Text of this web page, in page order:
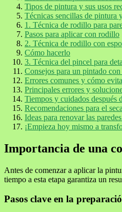
Tipos de pintura y sus usos
Técnicas sencillas de pintura
1. Técnica de rodillo para
Pasos para aplicar con rodillo
2. Técnica de rodillo con
Cómo hacerlo
3. Técnica del pincel para
Consejos para un pintado
Errores comunes y cómo
Principales errores y
Tiempos y cuidados después
Recomendaciones para el
Ideas para renovar las
¡Empieza hoy mismo a
Importancia de una
Antes de comenzar a aplicar la
tiempo a esta etapa garantiza un
Pasos clave en la